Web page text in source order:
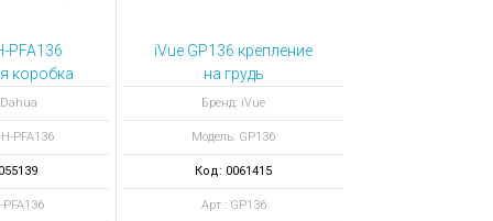
PFA136
коробка
PFA136
iVue GP136 крепление
на грудь
Бренд: iVue
Модель: GP136
Код: 0061415
Арт.: GP136